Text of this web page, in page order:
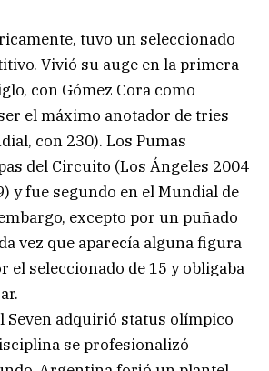
tuvo un seleccionado
Vivió su auge en la primera
con Gómez Cora como
el máximo anotador de tries
con 230). Los Pumas
del Circuito (Los Ángeles 2004
y fue segundo en el Mundial de
excepto por un puñado
vez que aparecía alguna figura
el seleccionado de 15 y obligaba
Seven adquirió status olímpico
se profesionalizó